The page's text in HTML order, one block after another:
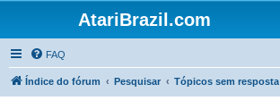
AtariBrazil.com
FAQ
Índice do fórum Pesquisar Tópicos sem resposta